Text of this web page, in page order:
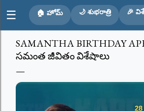
Skip to main
☰ 🏠 హోమ్ 🌙 శుభరాత్రి 🎉
SAMANTHA BIRTHDAY
సమంత జీవితం విశేషాలు